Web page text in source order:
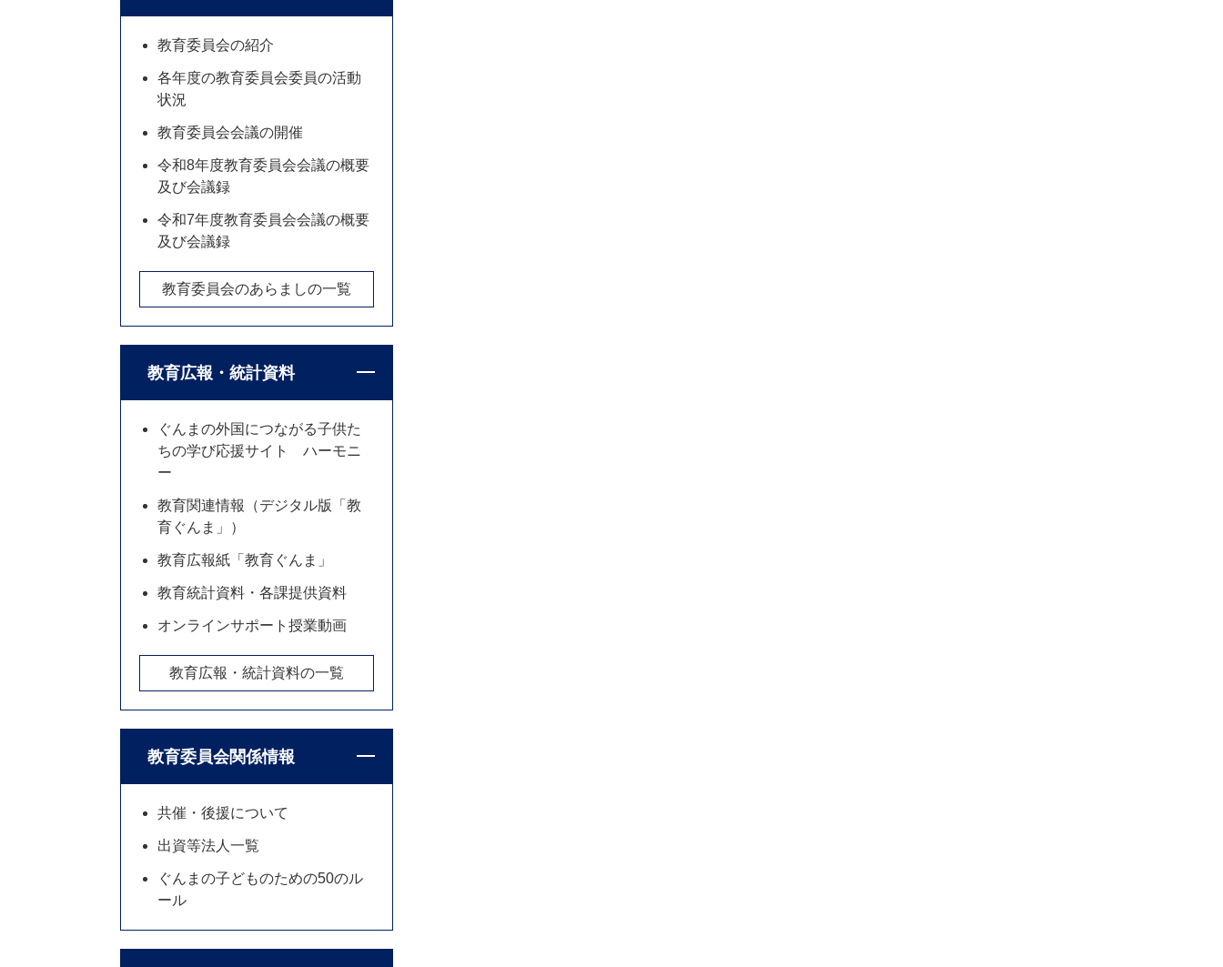
教育委員会の紹介
各年度の教育委員会委員の活動
状況
教育委員会会議の開催
令和8年度教育委員会会議の概要
及び会議録
令和7年度教育委員会会議の概要
及び会議録
教育委員会のあらましの一覧
教育広報・統計資料
ぐんまの外国につながる子供た
ちの学び応援サイト ハーモニ
ー
教育関連情報（デジタル版「教
育ぐんま」）
教育広報紙「教育ぐんま」
教育統計資料・各課提供資料
オンラインサポート授業動画
教育広報・統計資料の一覧
教育委員会関係情報
共催・後援について
出資等法人一覧
ぐんまの子どものための50のル
ール